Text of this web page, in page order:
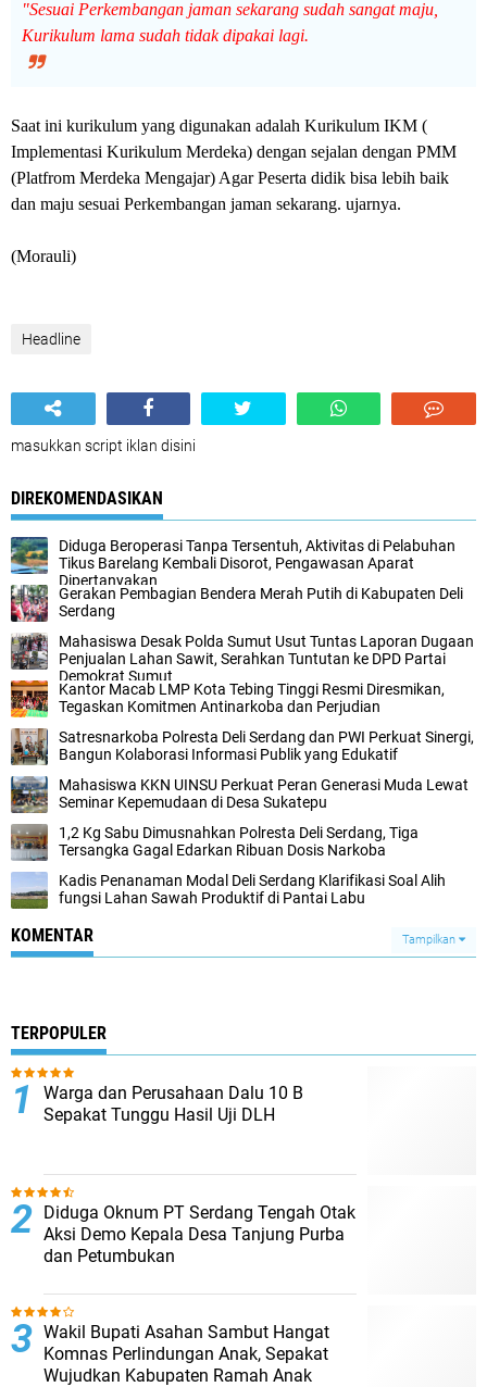
"Sesuai Perkembangan jaman sekarang sudah sangat maju,
Kurikulum lama sudah tidak dipakai lagi.
Saat ini kurikulum yang digunakan adalah Kurikulum IKM (
Implementasi Kurikulum Merdeka) dengan sejalan dengan PMM
(Platfrom Merdeka Mengajar) Agar Peserta didik bisa lebih baik
dan maju sesuai Perkembangan jaman sekarang. ujarnya.
(Morauli)
Headline
masukkan script iklan disini
DIREKOMENDASIKAN
Diduga Beroperasi Tanpa Tersentuh, Aktivitas di Pelabuhan
Tikus Barelang Kembali Disorot, Pengawasan Aparat
Dipertanyakan
Gerakan Pembagian Bendera Merah Putih di Kabupaten Deli
Serdang
Mahasiswa Desak Polda Sumut Usut Tuntas Laporan Dugaan
Penjualan Lahan Sawit, Serahkan Tuntutan ke DPD Partai
Demokrat Sumut
Kantor Macab LMP Kota Tebing Tinggi Resmi Diresmikan,
Tegaskan Komitmen Antinarkoba dan Perjudian
Satresnarkoba Polresta Deli Serdang dan PWI Perkuat Sinergi,
Bangun Kolaborasi Informasi Publik yang Edukatif
Mahasiswa KKN UINSU Perkuat Peran Generasi Muda Lewat
Seminar Kepemudaan di Desa Sukatepu
1,2 Kg Sabu Dimusnahkan Polresta Deli Serdang, Tiga
Tersangka Gagal Edarkan Ribuan Dosis Narkoba
Kadis Penanaman Modal Deli Serdang Klarifikasi Soal Alih
fungsi Lahan Sawah Produktif di Pantai Labu
KOMENTAR Tampilkan
TERPOPULER
Warga dan Perusahaan Dalu 10 B
Sepakat Tunggu Hasil Uji DLH
Diduga Oknum PT Serdang Tengah Otak
Aksi Demo Kepala Desa Tanjung Purba
dan Petumbukan
Wakil Bupati Asahan Sambut Hangat
Komnas Perlindungan Anak, Sepakat
Wujudkan Kabupaten Ramah Anak